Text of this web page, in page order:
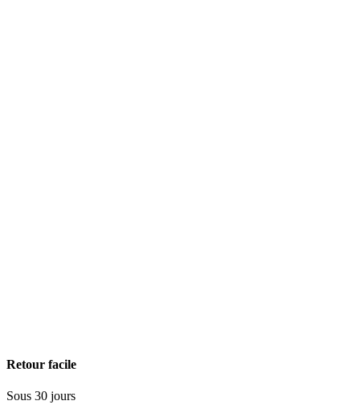
Retour facile
Sous 30 jours